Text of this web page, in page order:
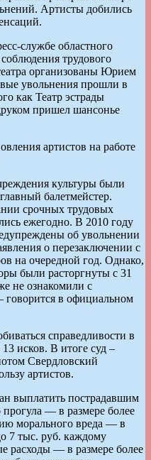
Артисты добились
службе областного
трудового
организованы Юрием
увольнения прошли в
как Театр эстрады
пришел шансонье
культуры были
балетмейстер.
срочных трудовых
ежегодно. В 2010 году
об увольнении
о перезаключении с
на очередной год. Однако,
были расторгнуты с 31
не ознакомили с
в официальном
справедливости в
исков. В итоге суд –
Свердловский
артистов.
выплатить пострадавшим
— в размере более
морального вреда — в
7 тыс. руб. каждому
расходы — в размере более